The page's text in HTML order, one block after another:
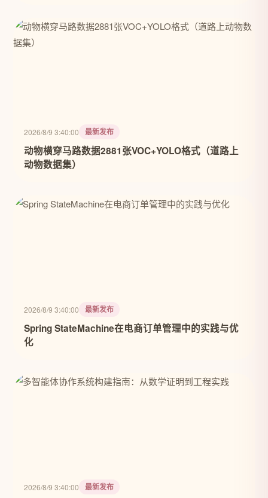
2026/8/9 3:40:00 最新发布
动物横穿马路数据2881张VOC+YOLO格式（道路上
动物数据集）
2026/8/9 3:40:00 最新发布
Spring StateMachine在电商订单管理中的实践与优
化
2026/8/9 3:40:00 最新发布